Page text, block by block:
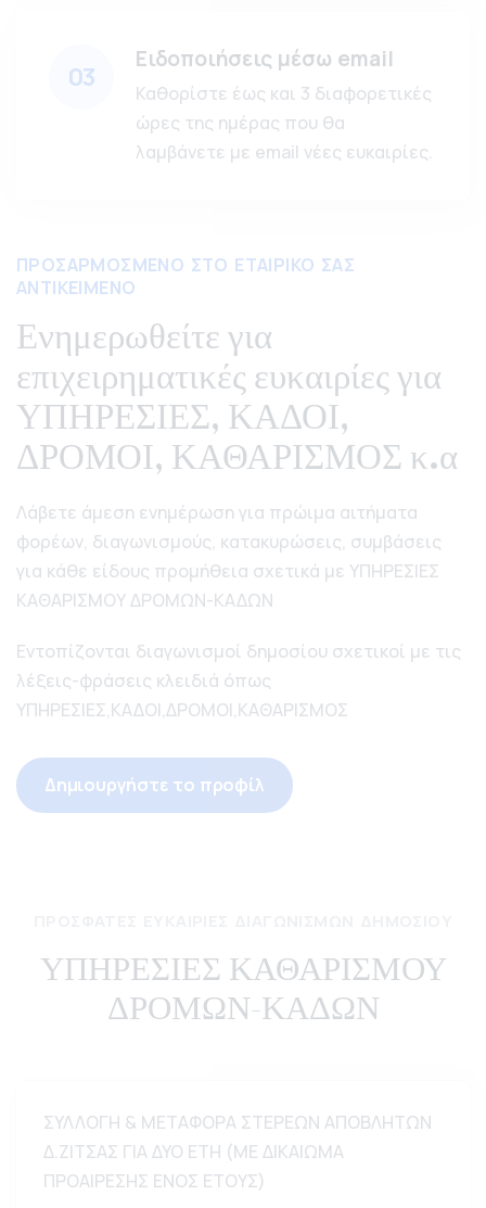
03
Ειδοποιήσεις μέσω email
Καθορίστε έως και 3 διαφορετικές
ώρες της ημέρας που θα
λαμβάνετε με email νέες ευκαιρίες.
ΠΡΟΣΑΡΜΟΣΜΕΝΟ ΣΤΟ ΕΤΑΙΡΙΚΟ ΣΑΣ
ΑΝΤΙΚΕΙΜΕΝΟ
Ενημερωθείτε για
επιχειρηματικές ευκαιρίες για
ΥΠΗΡΕΣΙΕΣ, ΚΑΔΟΙ,
ΔΡΟΜΟΙ, ΚΑΘΑΡΙΣΜΟΣ κ.α
Λάβετε άμεση ενημέρωση για πρώιμα αιτήματα
φορέων, διαγωνισμούς, κατακυρώσεις, συμβάσεις
για κάθε είδους προμήθεια σχετικά με ΥΠΗΡΕΣΙΕΣ
ΚΑΘΑΡΙΣΜΟΥ ΔΡΟΜΩΝ-ΚΑΔΩΝ
Εντοπίζονται διαγωνισμοί δημοσίου σχετικοί με τις
λέξεις-φράσεις κλειδιά όπως
ΥΠΗΡΕΣΙΕΣ,ΚΑΔΟΙ,ΔΡΟΜΟΙ,ΚΑΘΑΡΙΣΜΟΣ
Δημιουργήστε το προφίλ
ΥΠΗΡΕΣΙΕΣ ΚΑΘΑΡΙΣΜΟΥ
ΔΡΟΜΩΝ-ΚΑΔΩΝ
ΣΥΛΛΟΓΗ & ΜΕΤΑΦΟΡΑ ΣΤΕΡΕΩΝ ΑΠΟΒΛΗΤΩΝ
Δ.ΖΙΤΣΑΣ ΓΙΑ ΔΥΟ ΕΤΗ (ΜΕ ΔΙΚΑΙΩΜΑ
ΠΡΟΑΙΡΕΣΗΣ ΕΝΟΣ ΕΤΟΥΣ)